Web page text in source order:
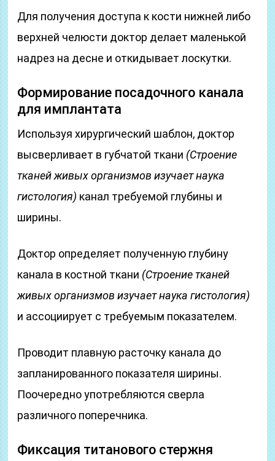
Для получения доступа к кости нижней либо
верхней челюсти доктор делает маленькой
надрез на десне и откидывает лоскутки.
Формирование посадочного канала
для имплантата
Используя хирургический шаблон, доктор
высверливает в губчатой ткани (Строение
тканей живых организмов изучает наука
гистология) канал требуемой глубины и
ширины.
Доктор определяет полученную глубину
канала в костной ткани (Строение тканей
живых организмов изучает наука гистология)
и ассоциирует с требуемым показателем.
Проводит плавную расточку канала до
запланированного показателя ширины.
Поочередно употребляются сверла
различного поперечника.
Фиксация титанового стержня